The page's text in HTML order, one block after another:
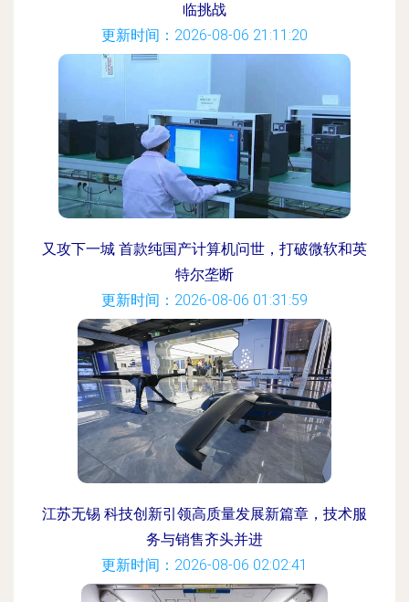
临挑战
更新时间：2026-08-06 21:11:20
又攻下一城 首款纯国产计算机问世，打破微软和英
特尔垄断
更新时间：2026-08-06 01:31:59
江苏无锡 科技创新引领高质量发展新篇章，技术服
务与销售齐头并进
更新时间：2026-08-06 02:02:41